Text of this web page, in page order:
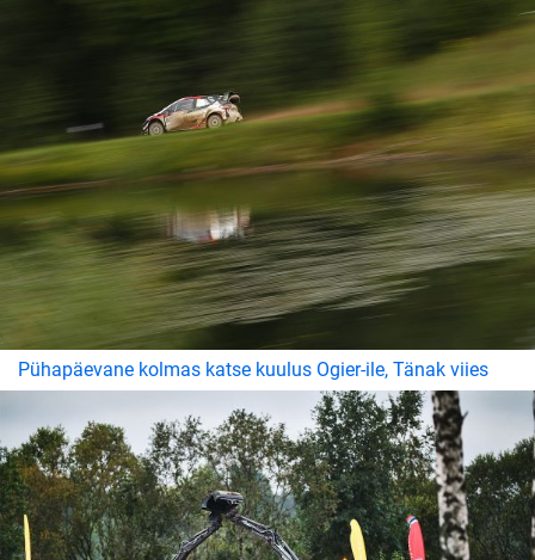
Pühapäevane kolmas katse kuulus Ogier-ile, Tänak viies